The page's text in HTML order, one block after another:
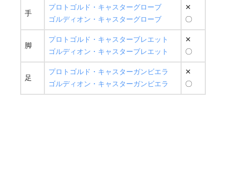
手
プロトゴルド・キャスターグローブ
ゴルディオン・キャスターグローブ
✕
〇
脚
プロトゴルド・キャスターブレエット
ゴルディオン・キャスターブレエット
✕
〇
足
プロトゴルド・キャスターガンビエラ
ゴルディオン・キャスターガンビエラ
✕
〇